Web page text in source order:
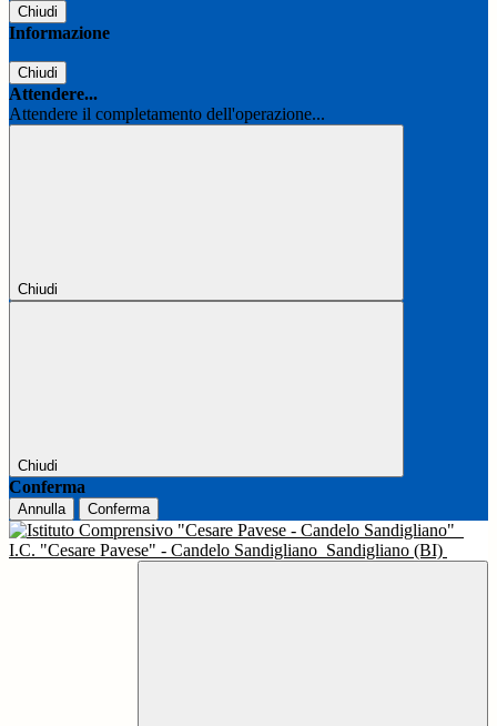
Chiudi
Informazione
Chiudi
Attendere...
Attendere il completamento dell'operazione...
Chiudi
Chiudi
Conferma
Annulla Conferma
I.C. "Cesare Pavese" - Candelo Sandigliano Sandigliano (BI)